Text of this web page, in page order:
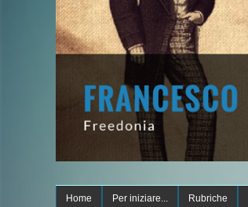
Home Per iniziare... Rubriche